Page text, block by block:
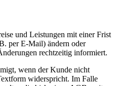
und Leistungen mit einer Frist
per E-Mail) ändern oder
rechtzeitig informiert.
wenn der Kunde nicht
widerspricht. Im Falle